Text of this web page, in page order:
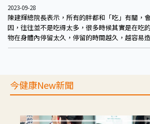
2023-09-28
陳建輝總院長表示，所有的胖都和「吃」有關，
因，往往並不是吃得太多，很多時候其實是在吃
物在身體內停留太久，停留的時間越久，越容易
今健康New新聞